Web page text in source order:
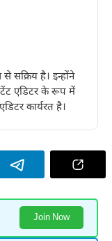
से सक्रिय है। इन्होंने
एडिटर के रूप में
कार्यरत है।
Join Now